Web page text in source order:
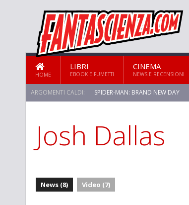
HOME
LIBRI
EBOOK E FUMETTI
CINEMA
NEWS E RECENSIONI
ARGOMENTI CALDI: SPIDER-MAN: BRAND NEW DAY
STAR TREK: STRANGE NEW WORLDS
Josh Dallas
News (8) Video (7)